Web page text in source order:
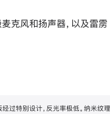
风和扬声器，以及雷雳
过特别设计，反光率极低。纳米纹